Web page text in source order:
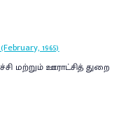
1965)
மற்றும் ஊராட்சித் துறை